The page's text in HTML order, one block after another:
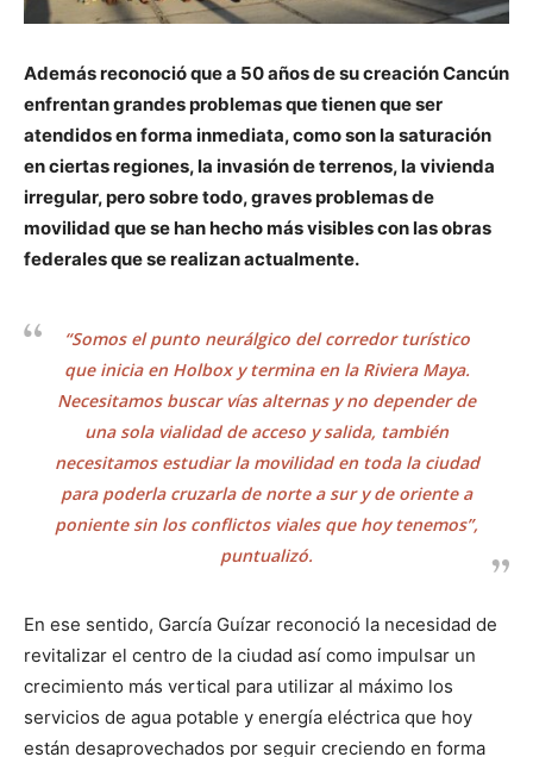
Además reconoció que a 50 años de su creación Cancún
enfrentan grandes problemas que tienen que ser
atendidos en forma inmediata, como son la saturación
en ciertas regiones, la invasión de terrenos, la vivienda
irregular, pero sobre todo, graves problemas de
movilidad que se han hecho más visibles con las obras
federales que se realizan actualmente.
“Somos el punto neurálgico del corredor turístico
que inicia en Holbox y termina en la Riviera Maya.
Necesitamos buscar vías alternas y no depender de
una sola vialidad de acceso y salida, también
necesitamos estudiar la movilidad en toda la ciudad
para poderla cruzarla de norte a sur y de oriente a
poniente sin los conflictos viales que hoy tenemos”,
puntualizó.
En ese sentido, García Guízar reconoció la necesidad de
revitalizar el centro de la ciudad así como impulsar un
crecimiento más vertical para utilizar al máximo los
servicios de agua potable y energía eléctrica que hoy
están desaprovechados por seguir creciendo en forma